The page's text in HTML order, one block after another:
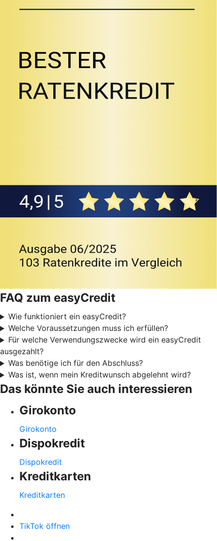
FAQ zum easyCredit
Wie funktioniert ein easyCredit?
Welche Voraussetzungen muss ich erfüllen?
Für welche Verwendungszwecke wird ein easyCredit
ausgezahlt?
Was benötige ich für den Abschluss?
Was ist, wenn mein Kreditwunsch abgelehnt wird?
Das könnte Sie auch interessieren
Girokonto
Girokonto
Dispokredit
Dispokredit
Kreditkarten
Kreditkarten
TikTok öffnen